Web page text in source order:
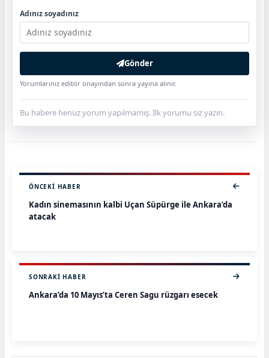
Adınız soyadınız
Gönder
Yorumlarınız editör onayından sonra yayına alınır.
Bu habere henüz yorum yapılmamış. İlk yorumu siz yazın.
ÖNCEKI HABER
Kadın sinemasının kalbi Uçan Süpürge ile Ankara’da
atacak
SONRAKI HABER
Ankara’da 10 Mayıs’ta Ceren Sagu rüzgarı esecek